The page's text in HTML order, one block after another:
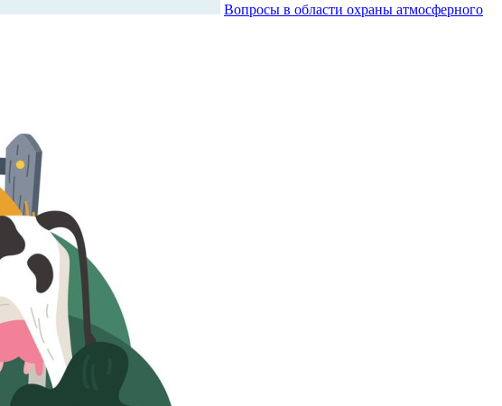
Вопросы в области охраны атмосферного